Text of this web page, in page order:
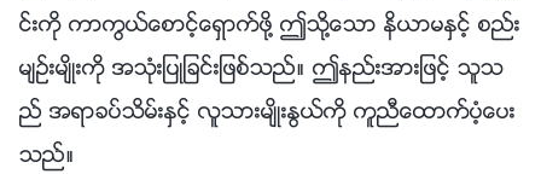
င္းကို ကာကြယ္ေစာင့္ေရွာက္ဖို႔ ဤသို႔ေသာ နိယာမႏွင့္ စည္း
မ်ဥ္းမ်ိဳးကို အသုံးျပဳျခင္းျဖစ္သည္။ ဤနည္းအားျဖင့္ သူသ
ည္ အရာခပ္သိမ္းႏွင့္ လူသားမ်ိဳးႏြယ္ကို ကူညီေထာက္ပံ့ေပး
သည္။